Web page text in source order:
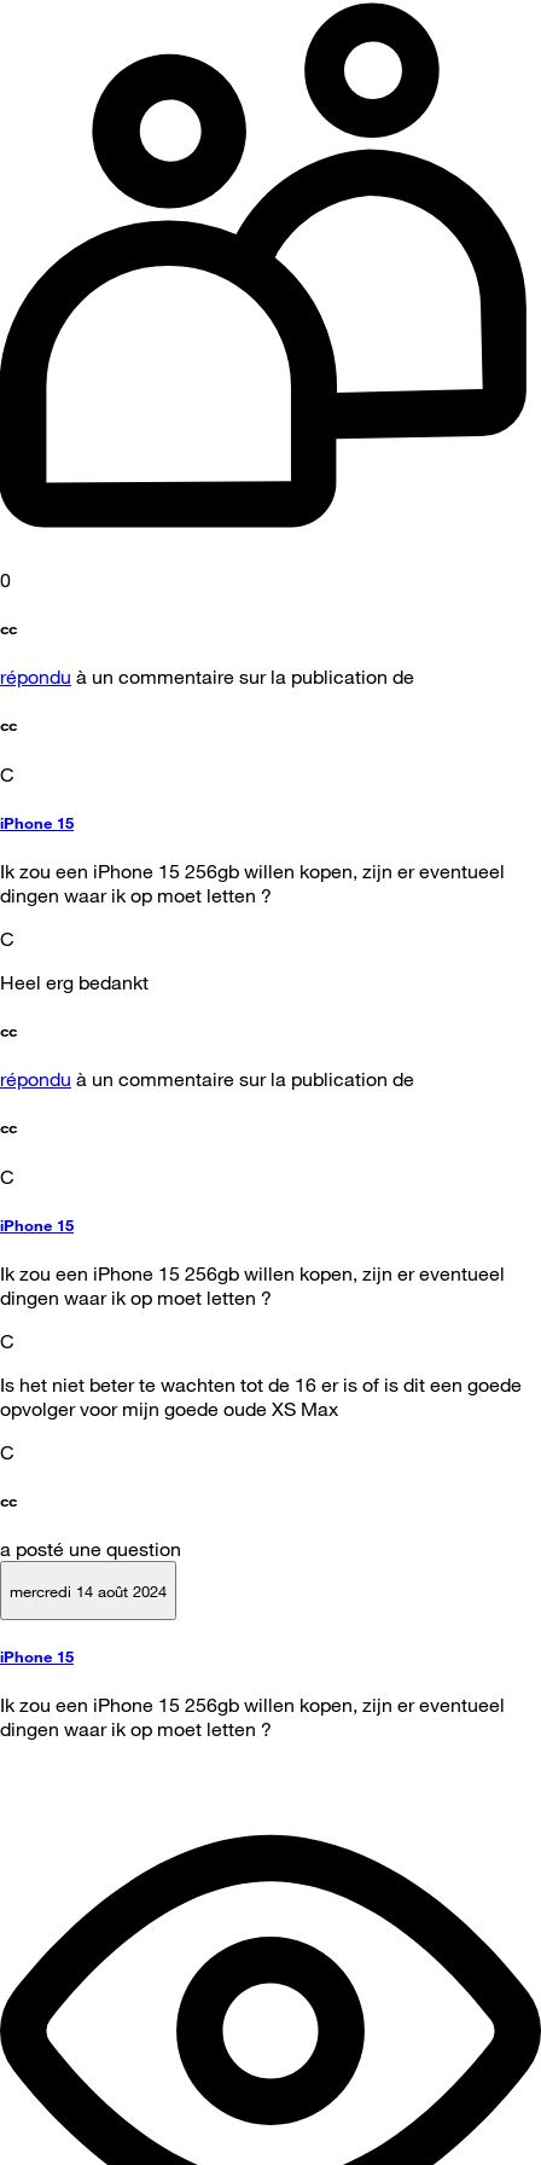
0
cc
répondu à un commentaire sur la publication de
cc
C
iPhone 15
Ik zou een iPhone 15 256gb willen kopen, zijn er eventueel
dingen waar ik op moet letten ?
C
Heel erg bedankt
cc
répondu à un commentaire sur la publication de
cc
C
iPhone 15
Ik zou een iPhone 15 256gb willen kopen, zijn er eventueel
dingen waar ik op moet letten ?
C
Is het niet beter te wachten tot de 16 er is of is dit een goede
opvolger voor mijn goede oude XS Max
C
cc
a posté une question
mercredi 14 août 2024
iPhone 15
Ik zou een iPhone 15 256gb willen kopen, zijn er eventueel
dingen waar ik op moet letten ?